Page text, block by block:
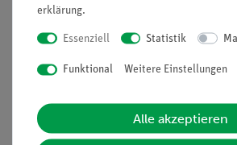
Unternehmen
Projekte und Lösungen
Stellenangebote
Kontakt
erklärung.
Essenziell Statistik
Funktional Weitere Einstellungen
Alle akzeptieren